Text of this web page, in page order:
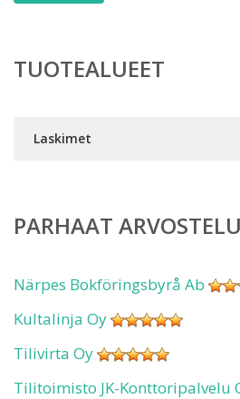
TUOTEALUEET
Laskimet
PARHAAT
Närpes Bokföringsbyrå Ab
Kultalinja Oy
Tilivirta Oy
Tilitoimisto JK-Konttoripalvelu